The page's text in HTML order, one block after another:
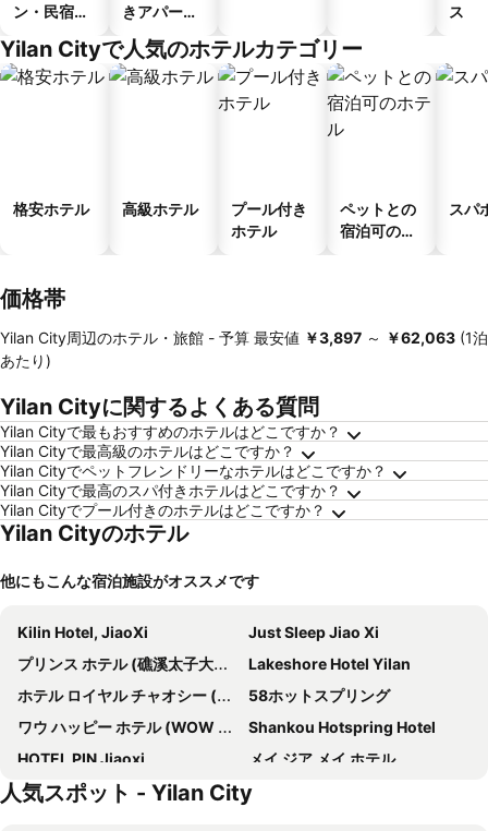
ン・民宿・
ス
きアパート
ス
Yilan Cityで人気のホテルカテゴリー
格安ホテル 高級ホテル
プール付き
ホテル
ペットとの
宿泊可のホ
スパ
価格帯
Yilan City周辺のホテル・旅館 - 予算 最安値 ‎￥3,897 ～ ‎￥62,063 (1泊
あたり)
Yilan Cityに関するよくある質問
Yilan Cityで最もおすすめのホテルはどこですか？
Yilan Cityで最高級のホテルはどこですか？
Yilan Cityでペットフレンドリーなホテルはどこですか？
Yilan Cityで最高のスパ付きホテルはどこですか？
Yilan Cityでプール付きのホテルはどこですか？
Yilan Cityのホテル
他にもこんな宿泊施設がオススメです
Kilin Hotel, JiaoXi
Just Sleep Jiao Xi
プリンス ホテル (礁溪太子大飯店)
Lakeshore Hotel Yilan
ホテル ロイヤル チャオシー (礁溪老爺大酒店)
58ホットスプリング
ワウ ハッピー ホテル (WOW 玩行旅)
Shankou Hotspring Hotel
HOTEL PIN Jiaoxi
メイ ジア メイ ホテル
ウェルスプリングバイシルクス
Meizhou Hot Spring Hotel溫泉商旅
人気スポット - Yilan City